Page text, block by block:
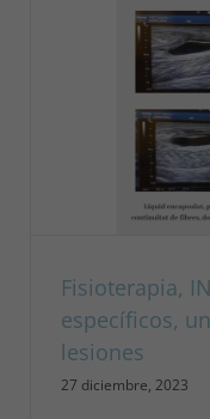
Fisioterapia,
específicos,
lesiones
27 diciembre, 2023